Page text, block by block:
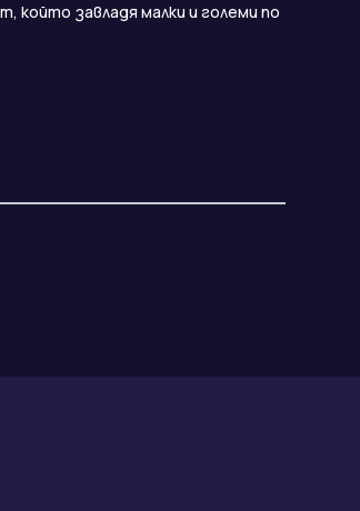
който завладя малки и големи по